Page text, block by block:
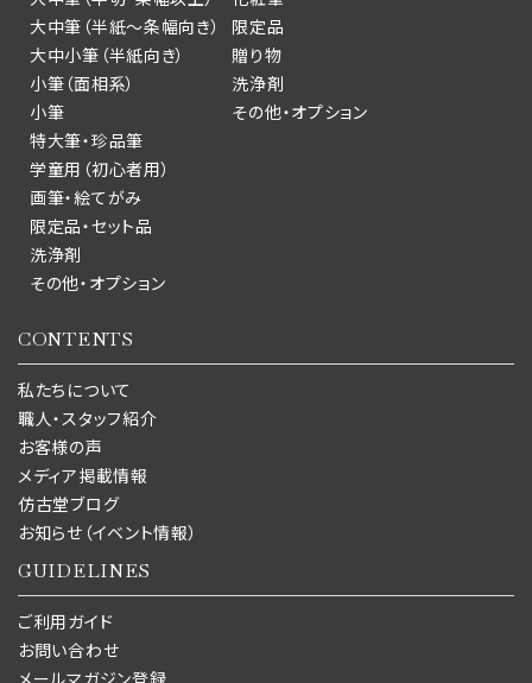
大中筆（半紙～条幅向き）
大中小筆（半紙向き）
小筆（面相系）
小筆
特大筆・珍品筆
学童用（初心者用）
画筆・絵てがみ
限定品・セット品
洗浄剤
その他・オプション
限定品
贈り物
洗浄剤
その他・オプション
CONTENTS
私たちについて
職人・スタッフ紹介
お客様の声
メディア掲載情報
仿古堂ブログ
お知らせ（イベント情報）
GUIDELINES
ご利用ガイド
お問い合わせ